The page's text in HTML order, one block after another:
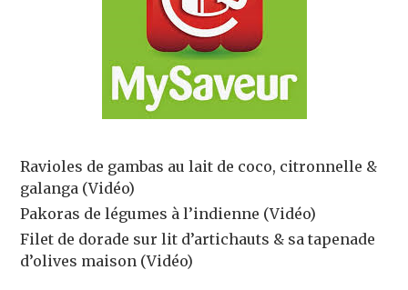
Ravioles de gambas au lait de coco, citronnelle &
galanga (Vidéo)
Pakoras de légumes à l’indienne (Vidéo)
Filet de dorade sur lit d’artichauts & sa tapenade
d’olives maison (Vidéo)